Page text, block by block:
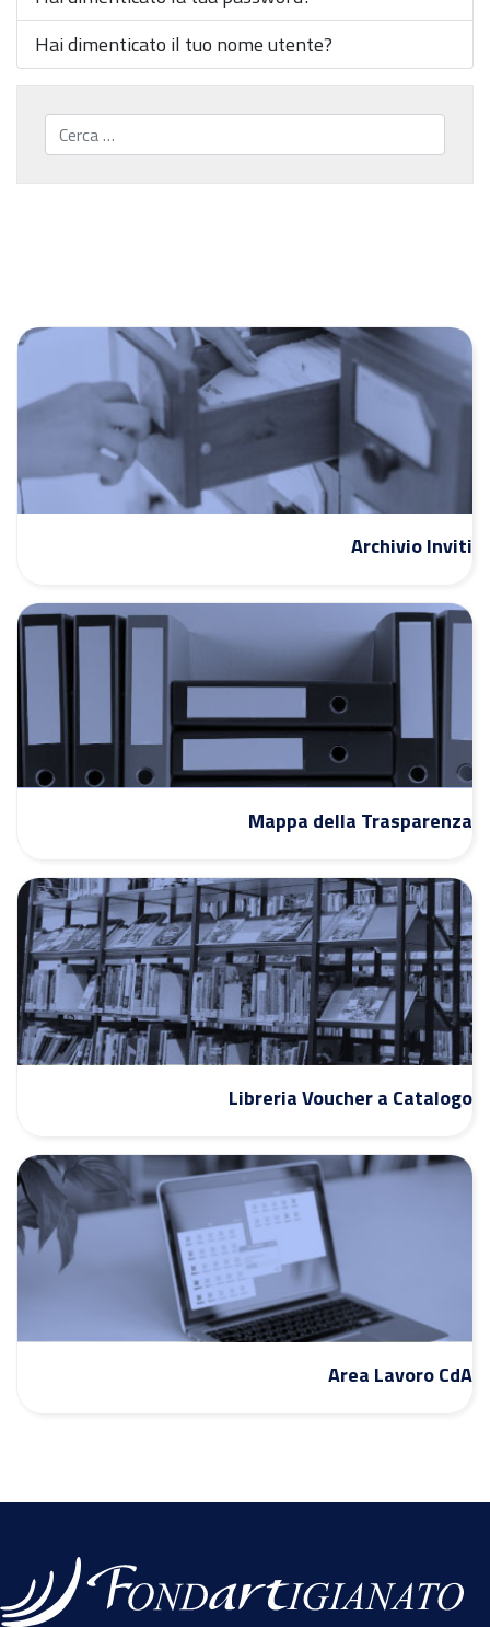
Hai dimenticato il tuo nome utente?
Cerca...
Archivio Inviti
Mappa della Trasparenza
Libreria Voucher a Catalogo
Area Lavoro CdA